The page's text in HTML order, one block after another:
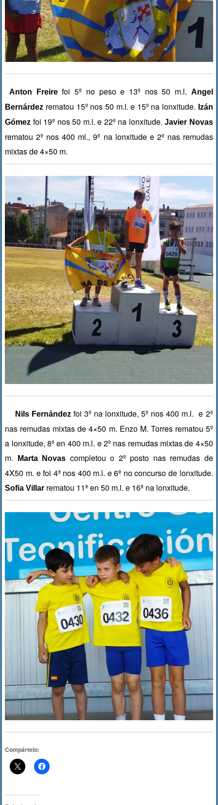
Anton Freirefoi 5º no peso e 13º nos 50 m.l. Angel
Bernárdez rematou 15º nos 50 m.l. e 15º na lonxitude. Izán
Gómez foi 19º nos 50 m.l. e 22º na lonxitude. Javier Novas
rematou 2º nos 400 ml., 9º na lonxitude e 2º nas remudas
mixtas de 4×50 m.
Nils Fernándezfoi 3º na lonxitude, 5º nos 400 m.l. e 2º
nas remudas mixtas de 4×50 m. Enzo M. Torres rematou 5º
a lonxitude, 8º en 400 m.l. e 2º nas remudas mixtas de 4×50
m.
Marta Novas completou o 2º posto nas remudas de
4X50 m. e foi 4ª nos 400 m.l. e 6ª no concurso de lonxitude.
Sofia Villar rematou 11ª en 50 m.l. e 16ª na lonxitude.
Compártelo: